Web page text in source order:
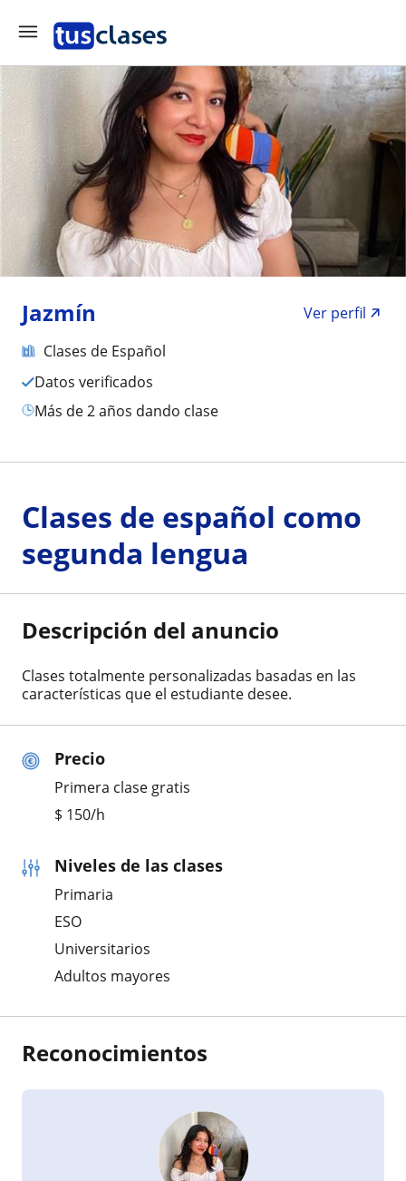
Jazmín
Ver perfil
Clases de Español
Datos verificados
más de 2 años dando clase
Precio
Primera clase gratis
$ 150/h
Niveles de las clases
Primaria
ESO
Universitarios
Adultos mayores
Clases de español como
segunda lengua
Descripción del anuncio
Clases totalmente personalizadas basadas en las
características que el estudiante desee.
Reconocimientos